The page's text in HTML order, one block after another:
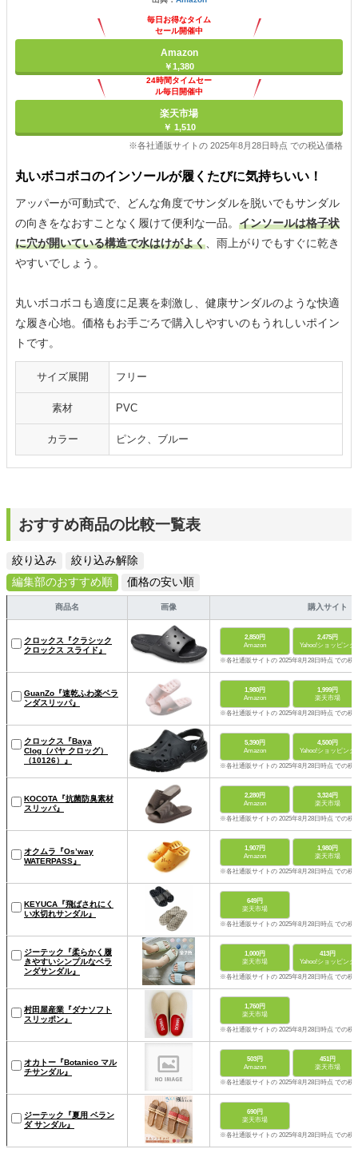
毎日お得なタイム
セール開催中
Amazon
￥1,380
24時間タイムセー
ル毎日開催中
楽天市場
￥ 1,510
※各社通販サイトの 2025年8月28日時点 での税込価格
丸いボコボコのインソールが履くたびに気持ちいい！
アッパーが可動式で、どんな角度でサンダルを脱いでもサンダル
の向きをなおすことなく履けて便利な一品。 インソールは格子状
に穴が開いている構造で水はけがよく 、雨上がりでもすぐに乾き
やすいでしょう。
丸いボコボコも適度に足裏を刺激し、健康サンダルのような快適
な履き心地。価格もお手ごろで購入しやすいのもうれしいポイン
トです。
サイズ展開 フリー
素材 PVC
カラー ピンク、ブルー
おすすめ商品の比較一覧表
絞り込み
絞り込み解除
編集部のおすすめ順
価格の安い順
商品名 画像 購入サイト
クロックス『クラシック
クロックス スライド』
2,850円
Amazon
2,475円
Yahoo!ショッピング
※各社通販サイトの 2025年8月28日時点 での税
GuanZo『速乾ふわ楽ベラ
ンダスリッパ』
1,980円
Amazon
1,999円
楽天市場
※各社通販サイトの 2025年8月28日時点 での税
クロックス『Baya
Clog（バヤ クロッグ）
（10126）』
5,390円
Amazon
4,500円
Yahoo!ショッピング
※各社通販サイトの 2025年8月28日時点 での税
KOCOTA『抗菌防臭素材
スリッパ』
2,280円
Amazon
3,324円
楽天市場
※各社通販サイトの 2025年8月28日時点 での税
オクムラ『Os’way
WATERPASS』
1,907円
Amazon
1,980円
楽天市場
※各社通販サイトの 2025年8月28日時点 での税
KEYUCA『飛ばされにく
い水切れサンダル』
649円
楽天市場
※各社通販サイトの 2025年8月28日時点 での税
ジーテック『柔らかく履
きやすいシンプルなベラ
ンダサンダル』
1,000円
楽天市場
413円
Yahoo!ショッピング
※各社通販サイトの 2025年8月28日時点 での税
村田屋産業『ダナソフト
スリッポン』
1,760円
楽天市場
※各社通販サイトの 2025年8月28日時点 での税
オカトー『Botanico マル
チサンダル』
503円
Amazon
451円
楽天市場
※各社通販サイトの 2025年8月28日時点 での税
ジーテック『夏用 ベラン
ダ サンダル』
690円
楽天市場
※各社通販サイトの 2025年8月28日時点 での税